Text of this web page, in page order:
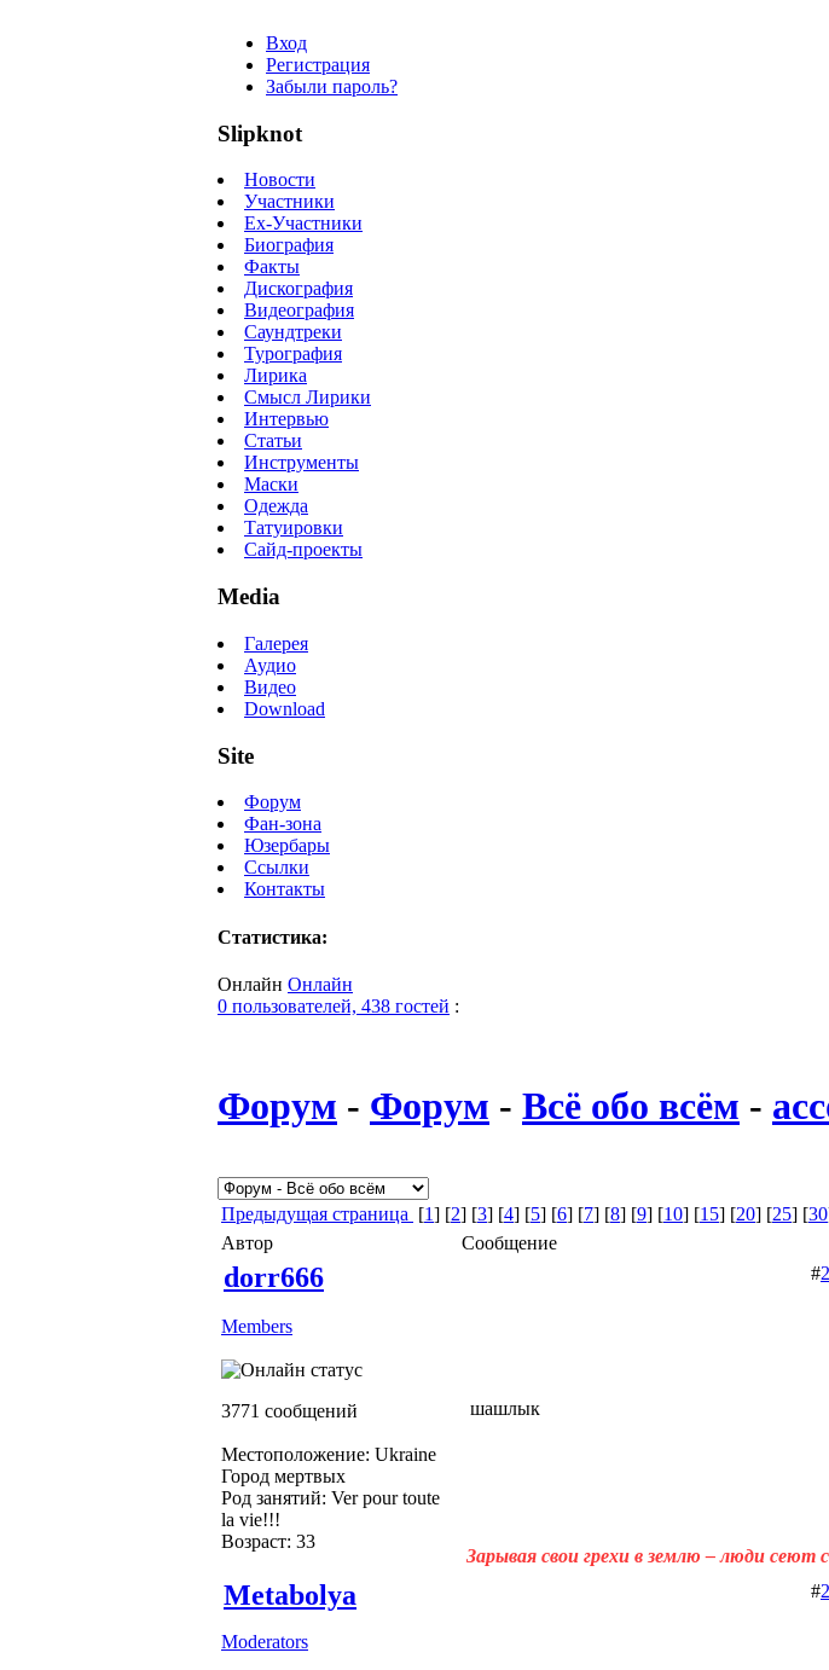
Вход
Регистрация
Забыли пароль?
Slipknot
Новости
Участники
Ex-Участники
Биография
Факты
Дискография
Видеография
Саундтреки
Турография
Лирика
Смысл Лирики
Интервью
Статьи
Инструменты
Маски
Одежда
Татуировки
Сайд-проекты
Media
Галерея
Аудио
Видео
Download
Site
Форум
Фан-зона
Юзербары
Ссылки
Контакты
Статистика:
Онлайн Онлайн
0 пользователей, 438 гостей :
Форум - Форум - Всё обо всём -
Предыдущая страница [1] [2] [3] [4] [5] [6] [7] [8] [9] [10] [15] [20] [25] [30
Автор
Сообщение
dorr666
Members
3771 сообщений
Местоположение: Ukraine
Город мертвых
Род занятий: Ver pour toute
la vie!!!
Возраст: 33
#
шашлык
Зарывая свои грехи в землю – люди сеют
Metabolya
Moderators
#